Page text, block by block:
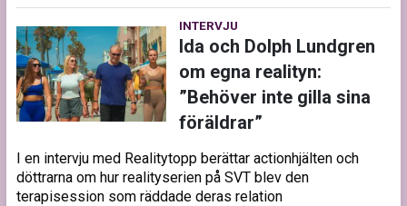
INTERVJU
Ida och Dolph Lundgren
om egna realityn:
”Behöver inte gilla sina
föräldrar”
I en intervju med Realitytopp berättar actionhjälten och
döttrarna om hur realityserien på SVT blev den
terapisession som räddade deras relation